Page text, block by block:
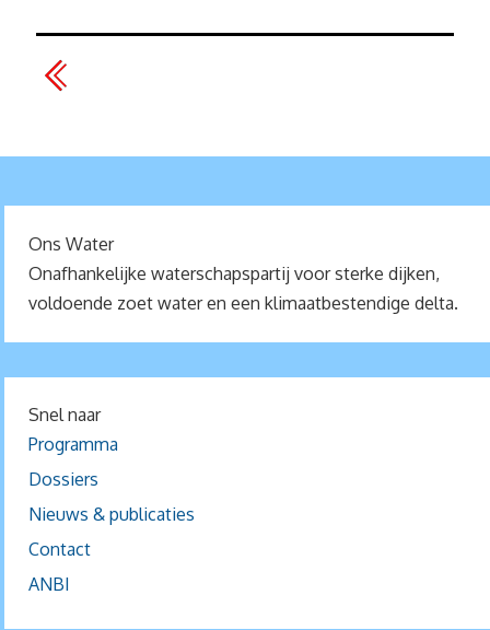
Ons Water
Onafhankelijke waterschapspartij voor sterke dijken,
voldoende zoet water en een klimaatbestendige delta.
Snel naar
Programma
Dossiers
Nieuws & publicaties
Contact
ANBI